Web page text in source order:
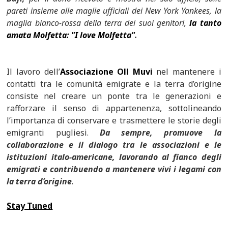
pareti insieme alle maglie ufficiali dei New York Yankees, la
maglia bianco-rossa della terra dei suoi genitori,la tanto
amata Molfetta: "I love Molfetta".
Il lavoro dell’Associazione Oll Muvi nel mantenere i
contatti tra le comunità emigrate e la terra d’origine
consiste nel creare un ponte tra le generazioni e
rafforzare il senso di appartenenza, sottolineando
l’importanza di conservare e trasmettere le storie degli
emigranti pugliesi. Da sempre, promuove la
collaborazione e il dialogo tra le associazioni e le
istituzioni italo-americane, lavorando al fianco degli
emigrati e contribuendo a mantenere vivi i legami con
la terra d’origine.
Stay Tuned